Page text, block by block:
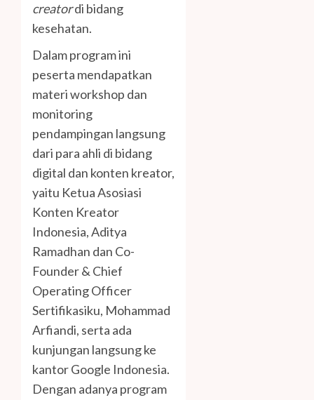
creatordi bidang
kesehatan.
Dalam program ini
peserta mendapatkan
materi workshop dan
monitoring
pendampingan langsung
dari para ahli di bidang
digital dan konten kreator,
yaitu Ketua Asosiasi
Konten Kreator
Indonesia, Aditya
Ramadhan dan Co-
Founder & Chief
Operating Officer
Sertifikasiku, Mohammad
Arfiandi, serta ada
kunjungan langsung ke
kantor Google Indonesia.
Dengan adanya program